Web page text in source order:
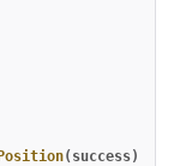
(success);